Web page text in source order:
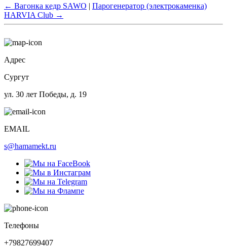
← Вагонка кедр SAWO
Парогенератор (электрокаменка)
HARVIA Club →
Адрес
Сургут
ул. 30 лет Победы, д. 19
EMAIL
s@hamamekt.ru
Телефоны
+79827699407